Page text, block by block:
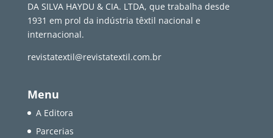
DA SILVA HAYDU & CIA. LTDA, que trabalha desde
1931 em prol da indústria têxtil nacional e
internacional.
revistatextil@revistatextil.com.br
Menu
A Editora
Parcerias